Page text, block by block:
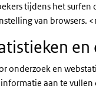
tijdens het
van browsers.
en
onderzoek en
aan te